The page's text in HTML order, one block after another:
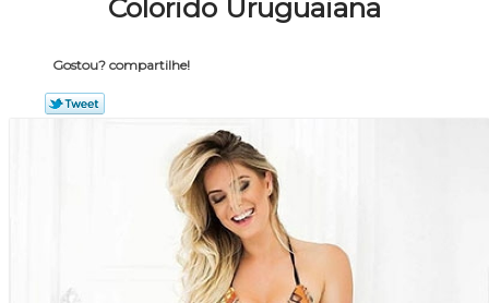
Colorido Uruguaiana
Gostou? compartilhe!